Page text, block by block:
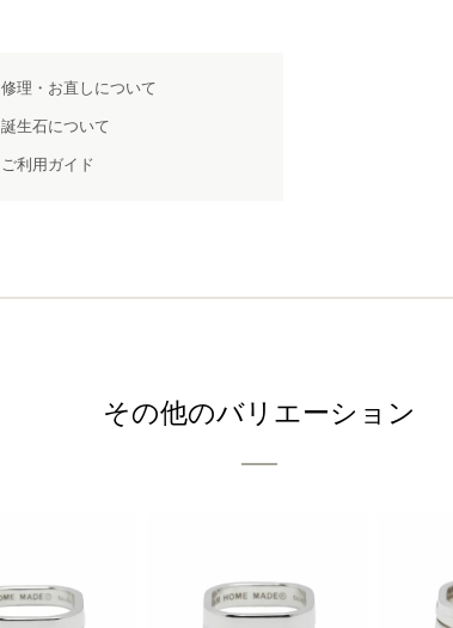
修理・お直しについて
誕生石について
ご利用ガイド
その他のバリエーション